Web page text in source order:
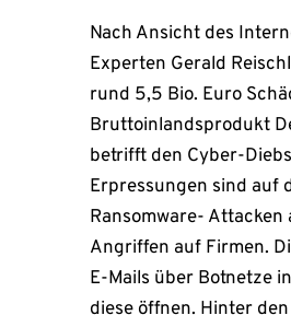
Nach Ansicht des
Experten Gerald
rund 5,5 Bio. Euro
Bruttoinlandsprodukt
betrifft den Cyber-
Erpressungen sind auf
Ransomware-
Angriffen auf Firmen.
E-Mails über Botnetze
diese öffnen. Hinter